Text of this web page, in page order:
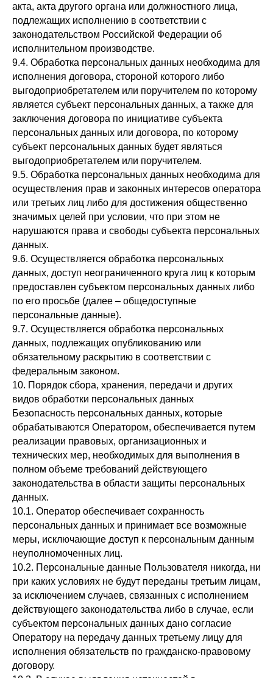
акта, акта другого органа или должностного лица,
подлежащих исполнению в соответствии с
законодательством Российской Федерации об
исполнительном производстве.
9.4. Обработка персональных данных необходима для
исполнения договора, стороной которого либо
выгодоприобретателем или поручителем по которому
является субъект персональных данных, а также для
заключения договора по инициативе субъекта
персональных данных или договора, по которому
субъект персональных данных будет являться
выгодоприобретателем или поручителем.
9.5. Обработка персональных данных необходима для
осуществления прав и законных интересов оператора
или третьих лиц либо для достижения общественно
значимых целей при условии, что при этом не
нарушаются права и свободы субъекта персональных
данных.
9.6. Осуществляется обработка персональных
данных, доступ неограниченного круга лиц к которым
предоставлен субъектом персональных данных либо
по его просьбе (далее – общедоступные
персональные данные).
9.7. Осуществляется обработка персональных
данных, подлежащих опубликованию или
обязательному раскрытию в соответствии с
федеральным законом.
10. Порядок сбора, хранения, передачи и других
видов обработки персональных данных
Безопасность персональных данных, которые
обрабатываются Оператором, обеспечивается путем
реализации правовых, организационных и
технических мер, необходимых для выполнения в
полном объеме требований действующего
законодательства в области защиты персональных
данных.
10.1. Оператор обеспечивает сохранность
персональных данных и принимает все возможные
меры, исключающие доступ к персональным данным
неуполномоченных лиц.
10.2. Персональные данные Пользователя никогда, ни
при каких условиях не будут переданы третьим лицам,
за исключением случаев, связанных с исполнением
действующего законодательства либо в случае, если
субъектом персональных данных дано согласие
Оператору на передачу данных третьему лицу для
исполнения обязательств по гражданско-правовому
договору.